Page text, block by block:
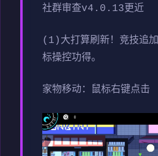
社群审查v4.0.13更近
(1)大打算刷新！竞技追
标操控功得。
家物移动：鼠标右键点击